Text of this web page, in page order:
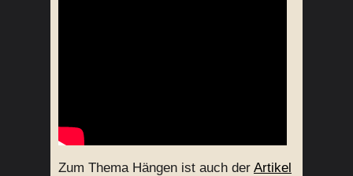
Zum Thema Hängen ist auch der Artikel